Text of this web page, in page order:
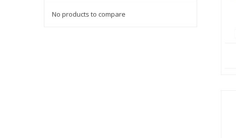
No products to compare